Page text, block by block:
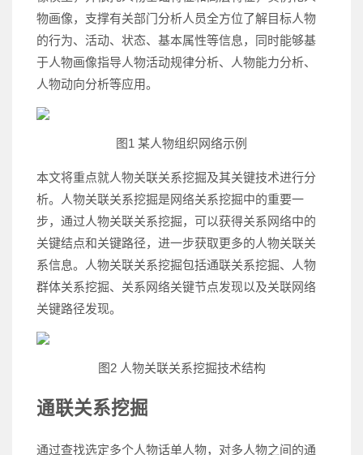
物画像，支撑有关部门分析人员全方位了解目标人物
的行为、活动、状态、基本属性等信息，同时能够基
于人物画像指导人物活动规律分析、人物能力分析、
人物动向分析等应用。
图1 某人物组织网络示例
本文将重点就人物关联关系挖掘及其关键技术进行分
析。人物关联关系挖掘是网络关系挖掘中的重要一
步，通过人物关联关系挖掘，可以获得关系网络中的
关键结点和关键路径，进一步获取更多的人物关联关
系信息。人物关联关系挖掘包括通联关系挖掘、人物
群体关系挖掘、关系网络关键节点发现以及关联网络
关键路径发现。
图2 人物关联关系挖掘技术结构
通联关系挖掘
通过查找选定多个人物话单人物，对多人物之间的通